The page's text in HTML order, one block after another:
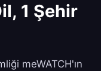
1 Şehir
meWATCH'ın